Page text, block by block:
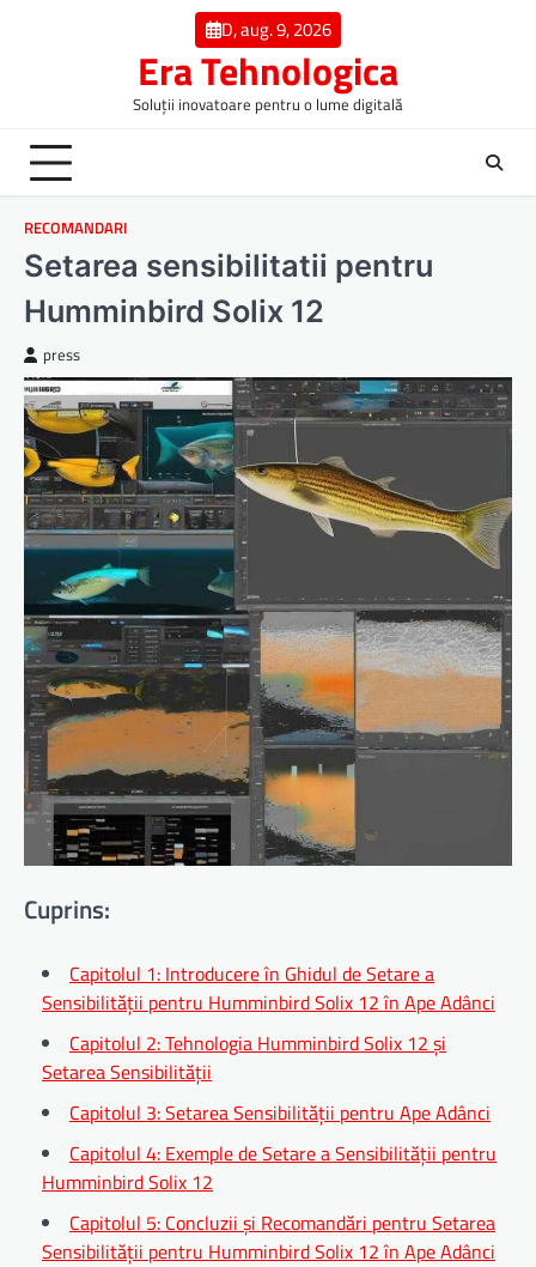
D, aug. 9, 2026
Era Tehnologica
Soluții inovatoare pentru o lume digitală
RECOMANDARI
Setarea sensibilitatii pentru
Humminbird Solix 12
press
Cuprins:
Capitolul 1: Introducere în Ghidul de Setare a
Sensibilității pentru Humminbird Solix 12 în Ape Adânci
Capitolul 2: Tehnologia Humminbird Solix 12 și
Setarea Sensibilității
Capitolul 3: Setarea Sensibilității pentru Ape Adânci
Capitolul 4: Exemple de Setare a Sensibilității pentru
Humminbird Solix 12
Capitolul 5: Concluzii și Recomandări pentru Setarea
Sensibilității pentru Humminbird Solix 12 în Ape Adânci